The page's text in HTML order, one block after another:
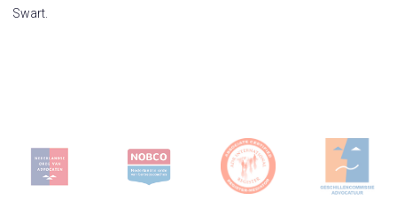
Swart.